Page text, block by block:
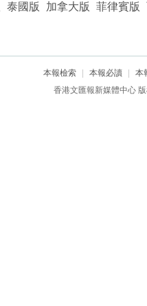
泰國版 加拿大版 菲律賓版
本報檢索 本報必讀
本
香港文匯報新媒體中心